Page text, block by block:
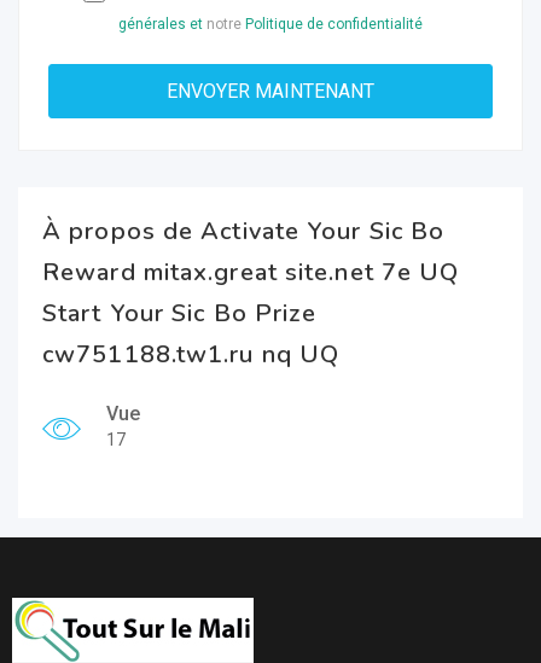
générales et notre Politique de confidentialité
À propos de Activate Your Sic Bo
Reward mitax.great site.net 7e UQ
Start Your Sic Bo Prize
cw751188.tw1.ru nq UQ
Vue
17